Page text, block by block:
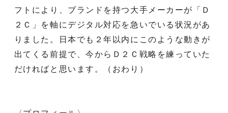
フトにより、ブランドを持つ大手メーカーが「Ｄ
２Ｃ」を軸にデジタル対応を急いでいる状況があ
りました。日本でも２年以内にこのような動きが
出てくる前提で、今からＤ２Ｃ戦略を練っていた
だければと思います。（おわり）